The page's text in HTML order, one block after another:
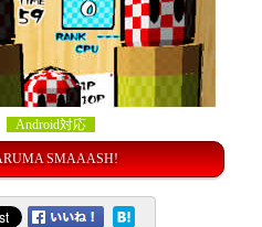
Android対応
SMAAASH!